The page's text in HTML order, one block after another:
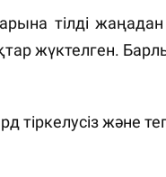
тілді
жүктелген.
тіркелусіз және